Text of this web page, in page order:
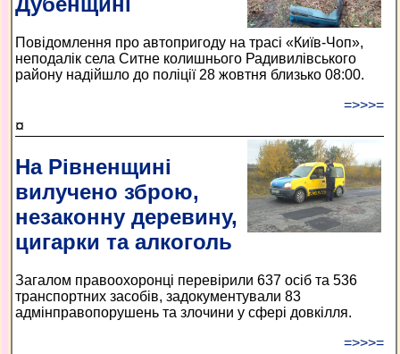
Повідомлення про автопригоду на трасі «Київ-Чоп»,
неподалік села Ситне колишнього Радивилівського
району надійшло до поліції 28 жовтня близько 08:00.
=>>>=
¤
На Рівненщині
вилучено зброю,
незаконну деревину,
цигарки та алкоголь
Загалом правоохоронці перевірили 637 осіб та 536
транспортних засобів, задокументували 83
адмінправопорушень та злочини у сфері довкілля.
=>>>=